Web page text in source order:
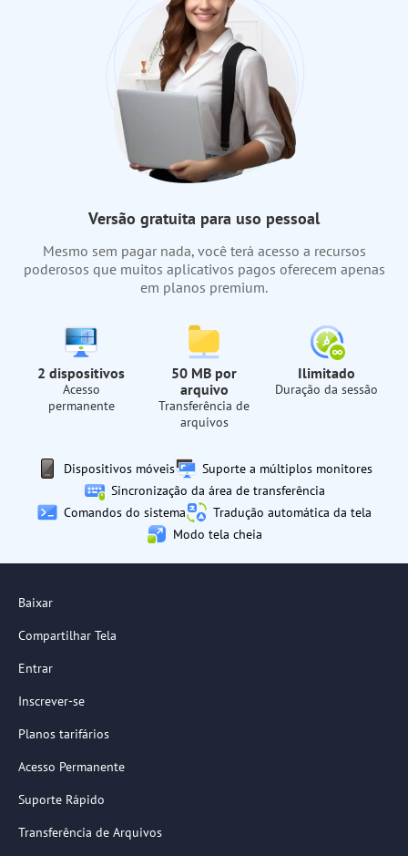
Versão gratuita para uso pessoal
Mesmo sem pagar nada, você terá acesso a recursos
poderosos que muitos aplicativos pagos oferecem apenas
em planos premium.
2 dispositivos
Acesso
permanente
50 MB por
arquivo
Transferência de
arquivos
Ilimitado
Duração da sessão
Dispositivos móveis
Suporte a múltiplos monitores
Sincronização da área de transferência
Comandos do sistema
Tradução automática da tela
Modo tela cheia
Baixar
Compartilhar Tela
Entrar
Inscrever-se
Planos tarifários
Acesso Permanente
Suporte Rápido
Transferência de Arquivos